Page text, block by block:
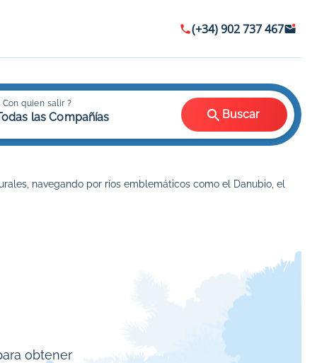
(+34) 902 737 467
Con quien salir ?
las Compañías Buscar
navegando por ríos emblemáticos como el Danubio, el
obtener